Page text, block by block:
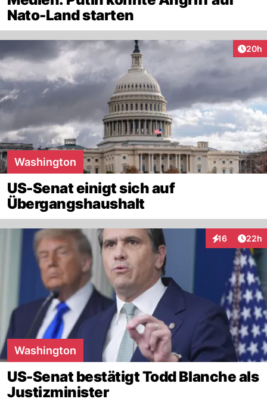
Nato-Land starten
20h
Washington
US-Senat einigt sich auf
Übergangshaushalt
16
Interaktionen
22h
Washington
US-Senat bestätigt Todd Blanche als
Justizminister